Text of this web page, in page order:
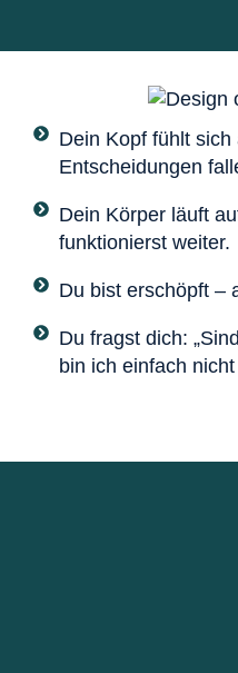
Dein Kopf fühlt sich
Entscheidungen
Dein Körper läuft
funktionierst weiter.
Du bist erschöpft –
Du fragst dich:
bin ich einfach